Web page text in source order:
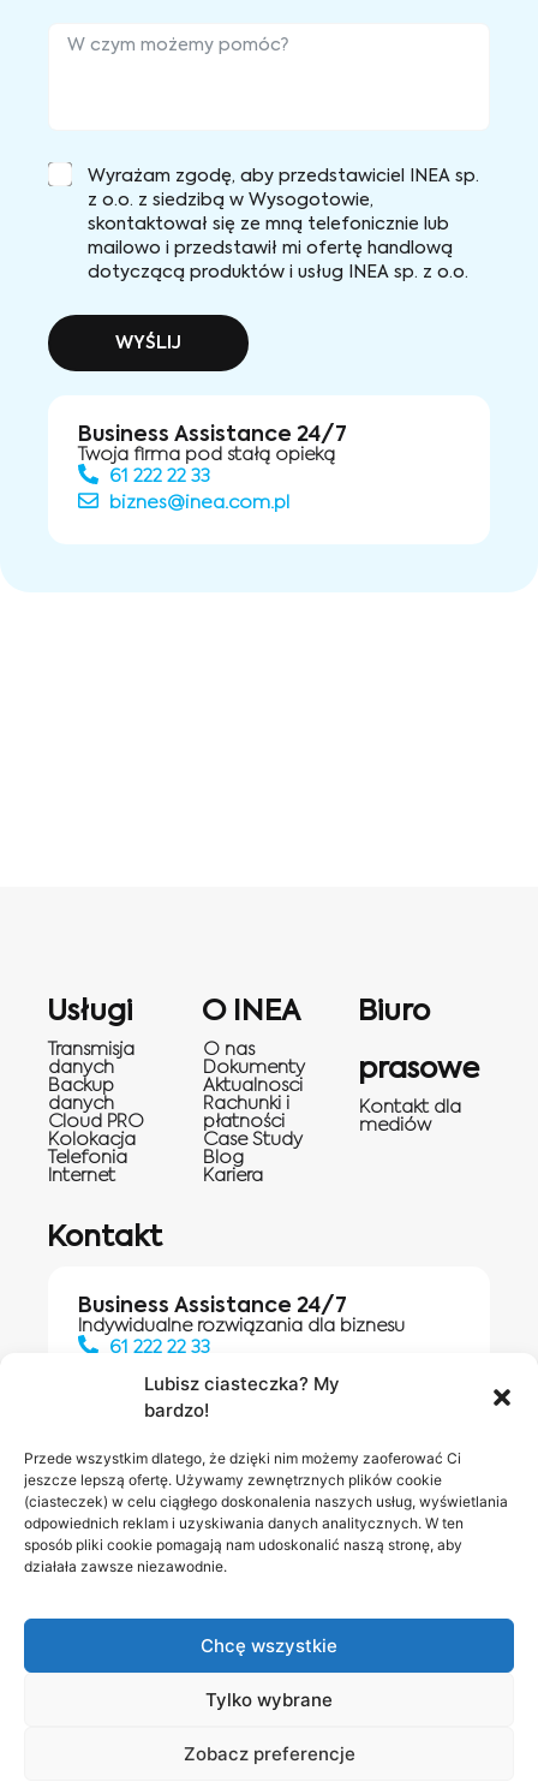
Lubisz ciasteczka? My
bardzo!
Przede wszystkim dlatego, że dzięki nim możemy zaoferować Ci
jeszcze lepszą ofertę. Używamy zewnętrznych plików cookie
(ciasteczek) w celu ciągłego doskonalenia naszych usług, wyświetlania
odpowiednich reklam i uzyskiwania danych analitycznych. W ten
sposób pliki cookie pomagają nam udoskonalić naszą stronę, aby
działała zawsze niezawodnie.
Chcę wszystkie
Tylko wybrane
Zobacz preferencje
Wyrażam zgodę, aby przedstawiciel INEA sp.
z o.o. z siedzibą w Wysogotowie,
skontaktował się ze mną telefonicznie lub
mailowo i przedstawił mi ofertę handlową
dotyczącą produktów i usług INEA sp. z o.o.
WYŚLIJ
Business Assistance 24/7
Twoja firma pod stałą opieką
61 222 22 33
biznes@inea.com.pl
Usługi
Transmisja
danych
Backup
danych
Cloud PRO
Kolokacja
Telefonia
Internet
O INEA
O nas
Dokumenty
Aktualnosci
Rachunki i
płatności
Case Study
Blog
Kariera
Biuro
prasowe
Kontakt dla
mediów
Kontakt
Business Assistance 24/7
Indywidualne rozwiązania dla biznesu
61 222 22 33
Salony INEA
Napisz do
Polityka prywatnościRODO w INEABezpieczeństwo